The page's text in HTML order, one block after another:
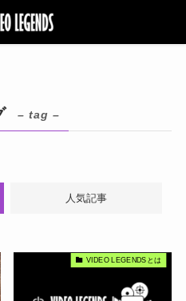
– tag –
人気記事
VIDEO LEGENDSとは